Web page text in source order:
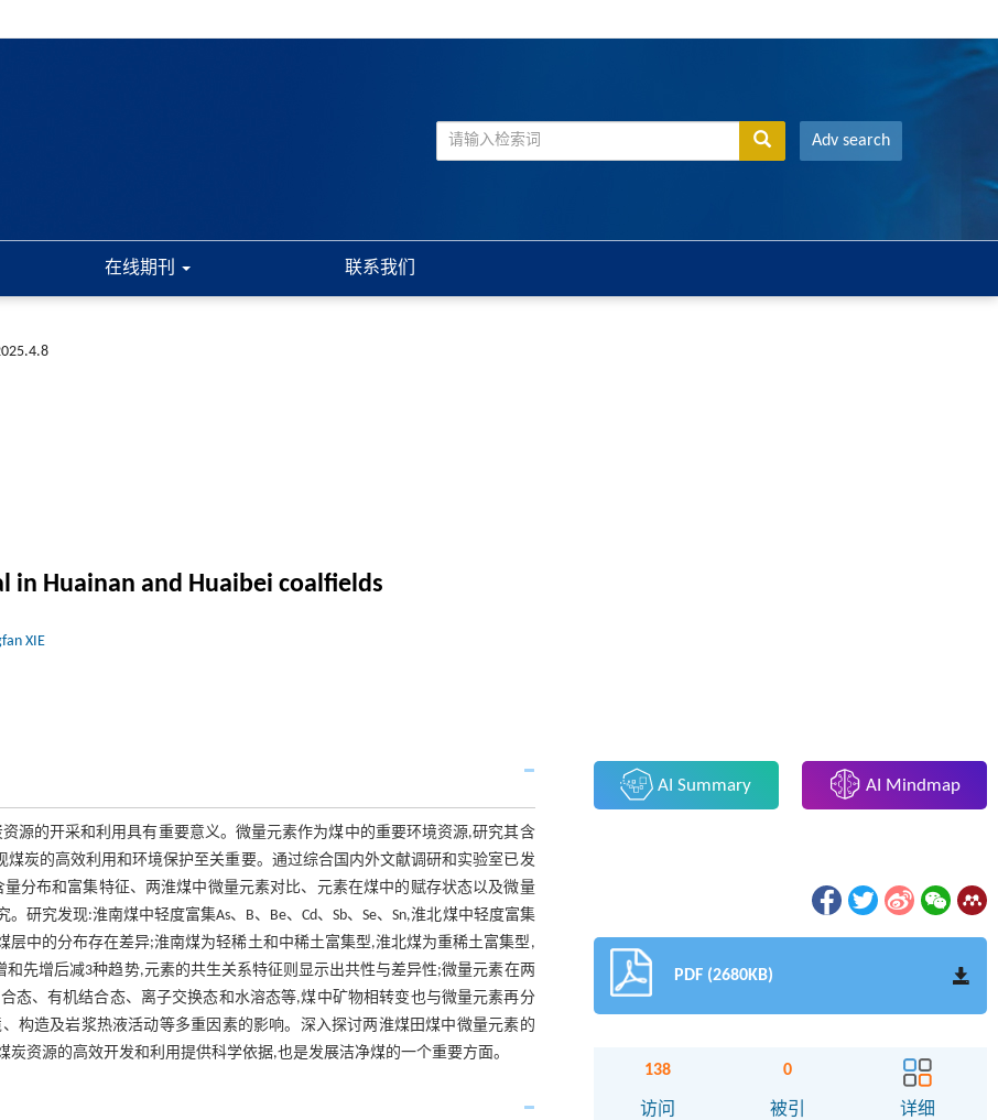
Adv search
在线期刊 联系我们
in Huainan and Huaibei coalfields
XIE
源的开采和利用具有重要意义。微量元素作为煤中的重要环境资源,研究其含
炭的高效利用和环境保护至关重要。通过综合国内外文献调研和实验室已发
分布和富集特征、两淮煤中微量元素对比、元素在煤中的赋存状态以及微量
研究发现:淮南煤中轻度富集As、B、Be、Cd、Sb、Se、Sn,淮北煤中轻度富集
煤层中的分布存在差异;淮南煤为轻稀土和中稀土富集型,淮北煤为重稀土富集型,
先增后减3种趋势,元素的共生关系特征则显示出共性与差异性;微量元素在两
态、有机结合态、离子交换态和水溶态等,煤中矿物相转变也与微量元素再分
构造及岩浆热液活动等多重因素的影响。深入探讨两淮煤田煤中微量元素的
资源的高效开发和利用提供科学依据,也是发展洁净煤的一个重要方面。
AI Summary AI Mindmap
PDF (2680KB)
138
访问
0
被引 详细
摘要